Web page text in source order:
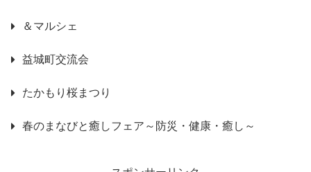
＆マルシェ
益城町交流会
たかもり桜まつり
春のまなびと癒しフェア～防災・健康・癒し～